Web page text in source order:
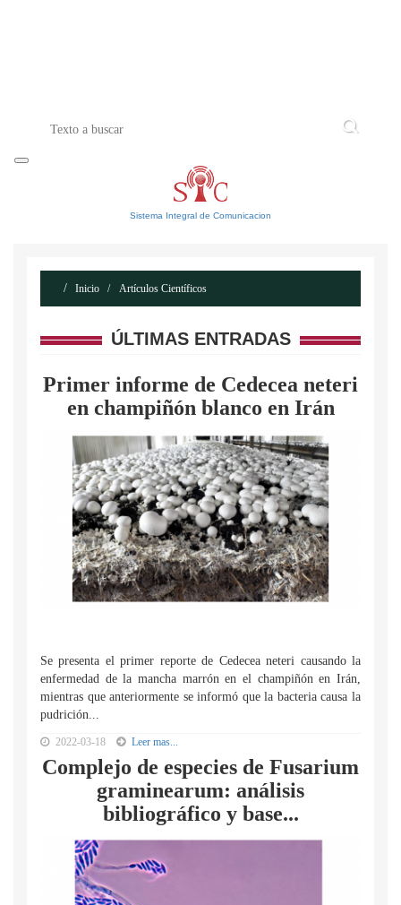
Sistema Integral de Comunicacion
Inicio Artículos Científicos
ÚLTIMAS ENTRADAS
Primer informe de Cedecea neteri
en champiñón blanco en Irán
Se presenta el primer reporte de Cedecea neteri causando la
enfermedad de la mancha marrón en el champiñón en Irán,
mientras que anteriormente se informó que la bacteria causa la
pudrición...
2022-03-18 Leer mas...
Complejo de especies de Fusarium
graminearum: análisis
bibliográfico y base...